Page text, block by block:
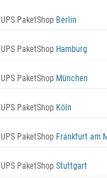
UPS PaketShop Berlin
UPS PaketShop Hamburg
UPS PaketShop München
UPS PaketShop Köln
UPS PaketShop Frankfurt am
UPS PaketShop Stuttgart